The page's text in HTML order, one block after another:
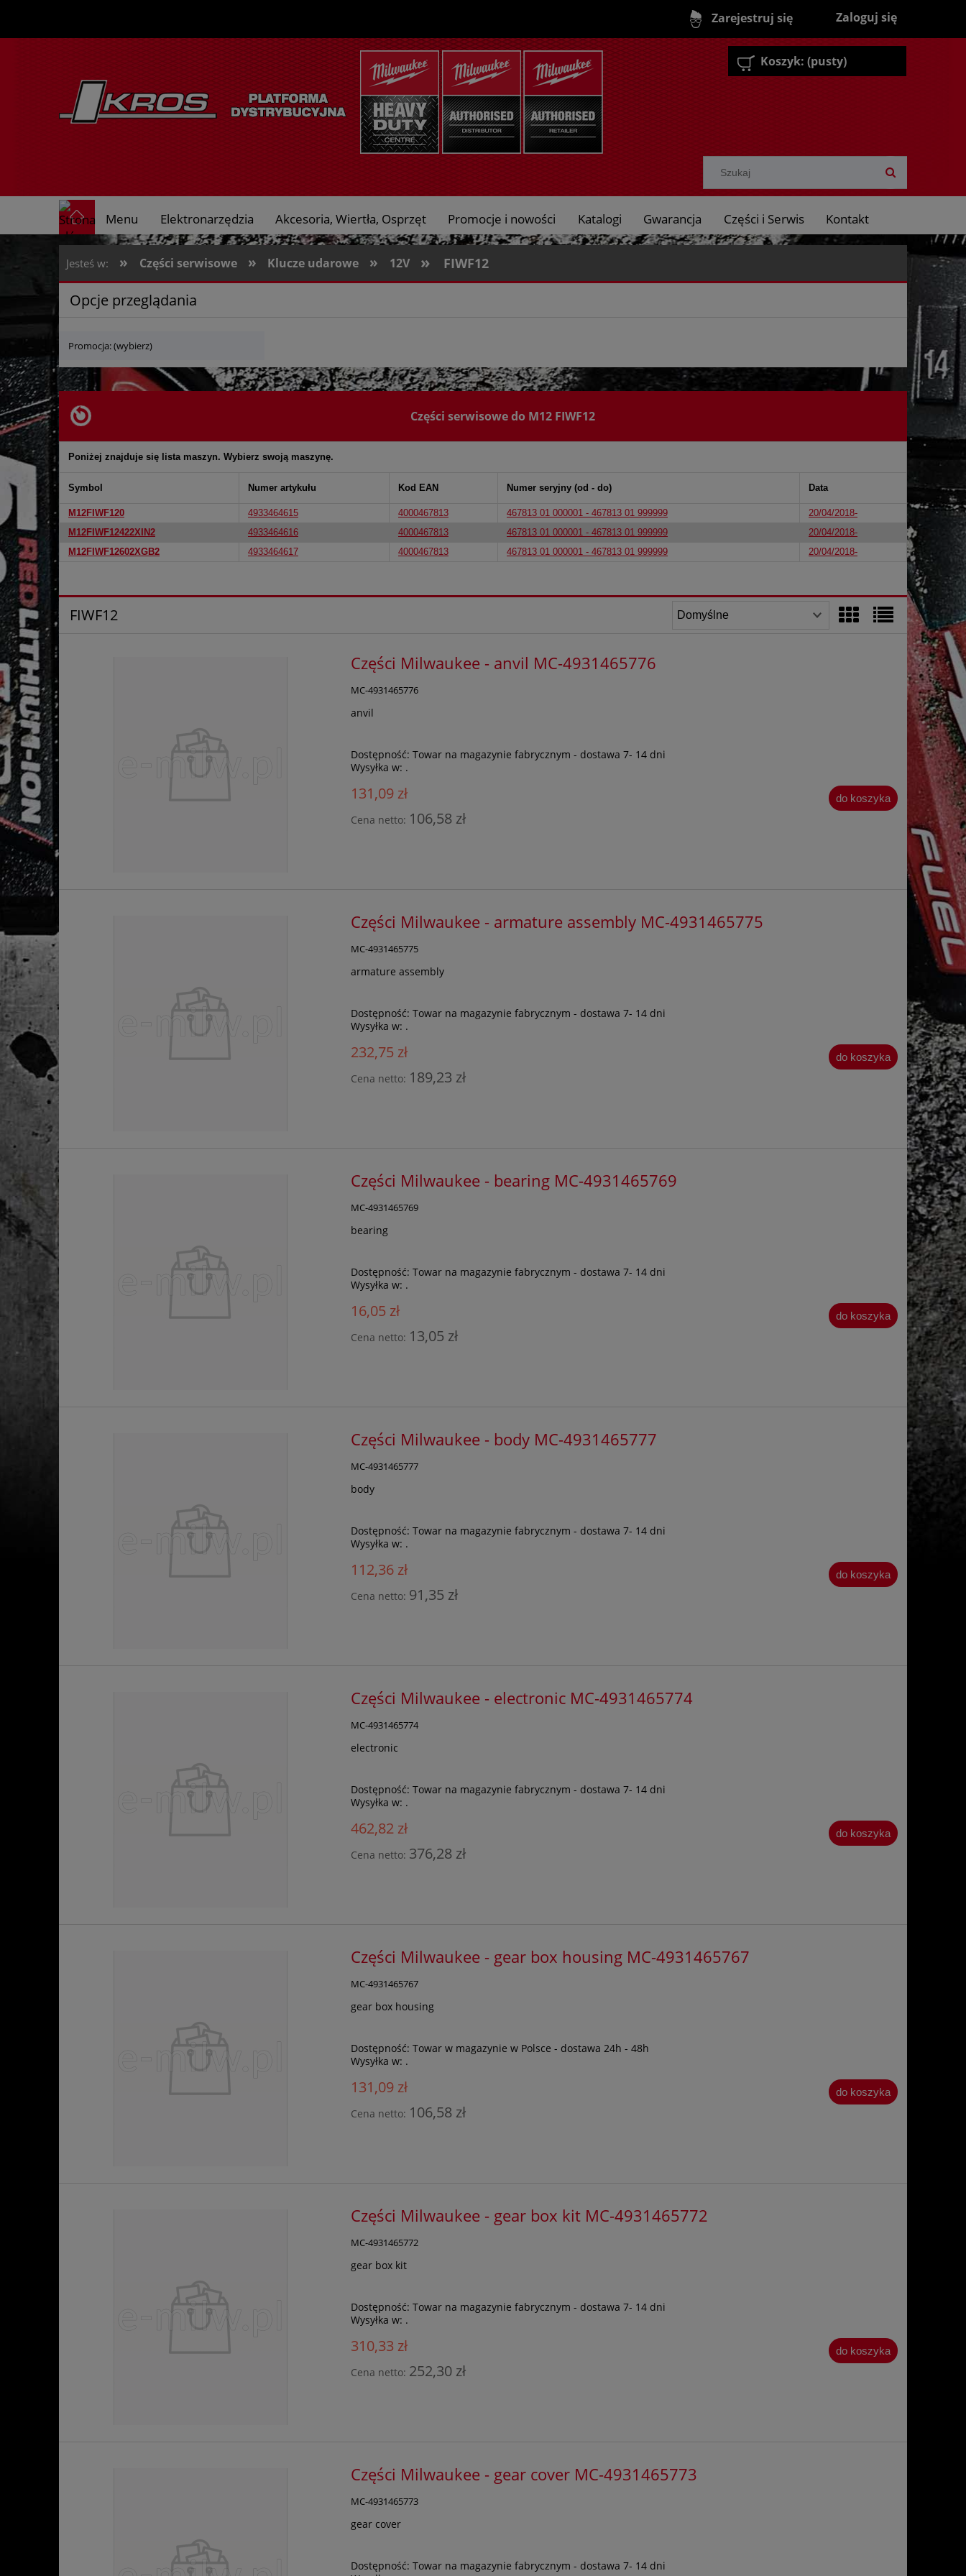
Zarejestruj się Zaloguj się
Koszyk: (pusty)
Menu Elektronarzędzia Akcesoria, Wiertła, Osprzęt Promocje i nowości Katalogi Gwarancja Części i Serwis Kontakt
O nas
Jesteś w: » Części serwisowe » Klucze udarowe » 12V » FIWF12
Opcje przeglądania
Promocja: (wybierz)
Części serwisowe do M12 FIWF12
Poniżej znajduje się lista maszyn. Wybierz swoją maszynę.
Symbol Numer artykułu Kod EAN Numer seryjny (od - do) Data
M12FIWF120 4933464615 4000467813 467813 01 000001 - 467813 01 999999
20/04/2018-
M12FIWF12422XIN2
4933464616 4000467813 467813 01 000001 - 467813 01 999999
20/04/2018-
M12FIWF12602XGB2
4933464617 4000467813 467813 01 000001 - 467813 01 999999 20/04/2018-
FIWF12
Części Milwaukee - anvil MC-4931465776
MC-4931465776
anvil
Dostępność: Towar na magazynie fabrycznym - dostawa 7- 14 dni
Wysyłka w: .
131,09 zł
Cena netto: 106,58 zł
do koszyka
Części Milwaukee - armature assembly MC-4931465775
MC-4931465775
armature assembly
Dostępność: Towar na magazynie fabrycznym - dostawa 7- 14 dni
Wysyłka w: .
232,75 zł
Cena netto: 189,23 zł
do koszyka
Części Milwaukee - bearing MC-4931465769
MC-4931465769
bearing
Dostępność: Towar na magazynie fabrycznym - dostawa 7- 14 dni
Wysyłka w: .
16,05 zł
Cena netto: 13,05 zł
do koszyka
Części Milwaukee - body MC-4931465777
MC-4931465777
body
Dostępność: Towar na magazynie fabrycznym - dostawa 7- 14 dni
Wysyłka w: .
112,36 zł
Cena netto: 91,35 zł
do koszyka
Części Milwaukee - electronic MC-4931465774
MC-4931465774
electronic
Dostępność: Towar na magazynie fabrycznym - dostawa 7- 14 dni
Wysyłka w: .
462,82 zł
Cena netto: 376,28 zł
do koszyka
Części Milwaukee - gear box housing MC-4931465767
MC-4931465767
gear box housing
Dostępność: Towar w magazynie w Polsce - dostawa 24h - 48h
Wysyłka w: .
131,09 zł
Cena netto: 106,58 zł
do koszyka
Części Milwaukee - gear box kit MC-4931465772
MC-4931465772
gear box kit
Dostępność: Towar na magazynie fabrycznym - dostawa 7- 14 dni
Wysyłka w: .
310,33 zł
Cena netto: 252,30 zł
do koszyka
Części Milwaukee - gear cover MC-4931465773
MC-4931465773
gear cover
Dostępność: Towar na magazynie fabrycznym - dostawa 7- 14 dni